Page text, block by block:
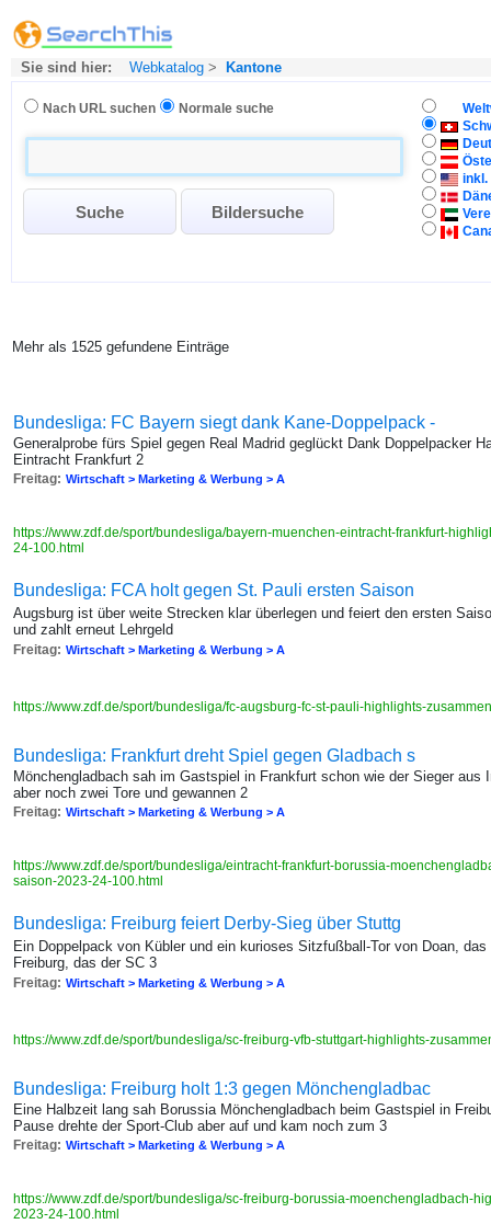
Sie sind hier: Webkatalog > Kantone
Nach URL suchen Normale suche
inkl.
Mehr als 1525 gefundene Einträge
Bundesliga: FC Bayern siegt dank Kane-Doppelpack -
Generalprobe fürs Spiel gegen Real Madrid geglückt Dank Doppelpacker
Eintracht Frankfurt 2
Freitag: Wirtschaft > Marketing & Werbung > A
https://www.zdf.de/sport/bundesliga/bayern-muenchen-eintracht-frankfurt-
24-100.html
Bundesliga: FCA holt gegen St. Pauli ersten Saison
Augsburg ist über weite Strecken klar überlegen und feiert den ersten
und zahlt erneut Lehrgeld
Freitag: Wirtschaft > Marketing & Werbung > A
https://www.zdf.de/sport/bundesliga/fc-augsburg-fc-st-pauli-highlights-
Bundesliga: Frankfurt dreht Spiel gegen Gladbach s
Mönchengladbach sah im Gastspiel in Frankfurt schon wie der Sieger
aber noch zwei Tore und gewannen 2
Freitag: Wirtschaft > Marketing & Werbung > A
https://www.zdf.de/sport/bundesliga/eintracht-frankfurt-borussia-
saison-2023-24-100.html
Bundesliga: Freiburg feiert Derby-Sieg über Stuttg
Ein Doppelpack von Kübler und ein kurioses Sitzfußball-Tor von Doan,
Freiburg, das der SC 3
Freitag: Wirtschaft > Marketing & Werbung > A
https://www.zdf.de/sport/bundesliga/sc-freiburg-vfb-stuttgart-highlights-
Bundesliga: Freiburg holt 1:3 gegen Mönchengladbac
Eine Halbzeit lang sah Borussia Mönchengladbach beim Gastspiel in
Pause drehte der Sport-Club aber auf und kam noch zum 3
Freitag: Wirtschaft > Marketing & Werbung > A
https://www.zdf.de/sport/bundesliga/sc-freiburg-borussia-moenchengladbach-
2023-24-100.html